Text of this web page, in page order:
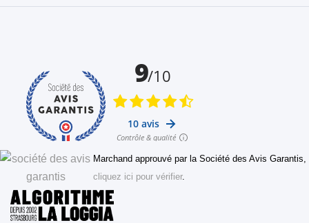
Marchand approuvé par la Société des Avis Garantis,
cliquez ici pour vérifier.